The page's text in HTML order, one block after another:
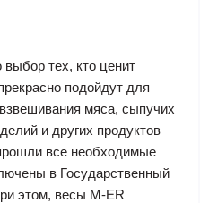
тех, кто ценит
подойдут для
мяса, сыпучих
и других продуктов
все необходимые
в Государственный
этом, весы M-ER